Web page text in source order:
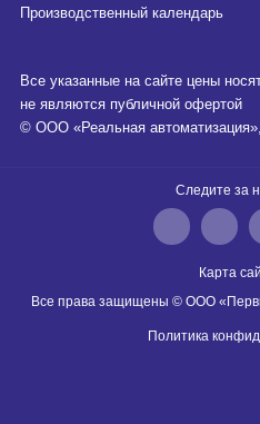
Производственный календарь
Все указанные на сайте цены
не являются публичной офертой
© ООО «Реальная
Следите за
Карта
Все права защищены © ООО
Политика